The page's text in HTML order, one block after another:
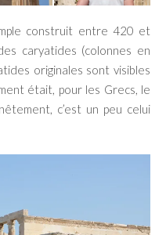
construit entre 420 et
caryatides (colonnes en
originales sont visibles
était, pour les Grecs, le
c’est un peu celui